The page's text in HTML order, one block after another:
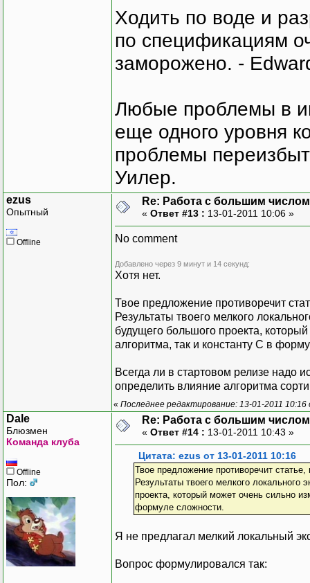
Ходить по воде и
по спецификациям
заморожено. -
Любые проблемы в
еще одного уровня
проблемы
Уилер.
ezus
Опытный
Offline
Re: Работа с большим
« Ответ #13 : 13-01-2011 10:06 »
No comment
Добавлено через 9 минут и 14 секунд:
Хотя нет.
Твое предложение противоречит
Результаты твоего мелкого
будущего большого проекта,
алгоритма, так и константу C в
Всегда ли в стартовом релизе надо
определить влияние алгоритма
« Последнее редактирование: 13-01-2011 10:16
Dale
Блюзмен
Команда клуба
Offline
Пол:
Re: Работа с большим
« Ответ #14 : 13-01-2011 10:43 »
Цитата: ezus от 13-01-2011 10:16
Твое предложение противоречит
Результаты твоего мелкого
проекта, который может очень сильно
формуле сложности.
Я не предлагал мелкий локальный
Вопрос формулировался так: